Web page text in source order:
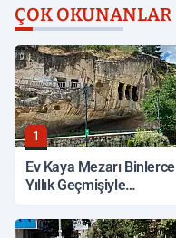
ÇOK OKUNANLAR
1
Ev Kaya Mezarı Binlerce
Yıllık Geçmişiyle